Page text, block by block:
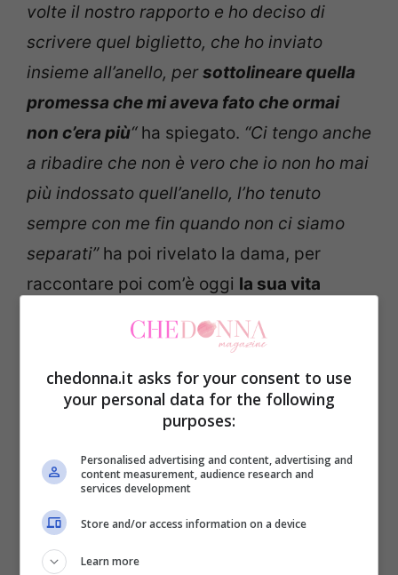
volte il nostro rapporto e ho deciso di
scrivere quel biglietto, che ho inviato
insieme all’anello, persottolineare quella
promessa che mi aveva fato che ormai
non c’era più“ha spiegato. “Ci tengo anche
a ribadire che non è vero che io non ho mai
più indossato quell’anello, l’ho tenuto
sempre con me fin quando non ci siamo
separati”ha poi rivelato la dama, per
raccontare poi com’è oggi la sua vita
“Oggi sto bene. Sono molto più rilassata e
tranquilla rispetto a prima perché ora sono
apposto con me stessa”ha specificato.
“Quando ho avuto modo di poter rivedere
la puntata”ha poi continuato Ida, facendo
riferimento all’episodio che ha creato
scompiglio tra Roberta e Riccardo
chedonna.it asks for your consent to use
your personal data for the following
purposes:
Personalised advertising and content, advertising and
content measurement, audience research and
services development
Store and/or access information on a device
Learn more